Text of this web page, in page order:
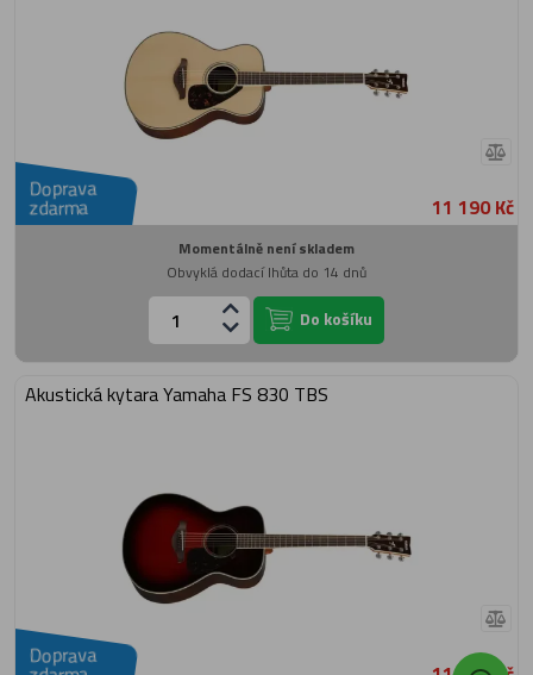
Doprava
zdarma 11 190 Kč
Momentálně není skladem
Obvyklá dodací lhůta do 14 dnů
Do košíku
Akustická kytara Yamaha FS 830 TBS
Doprava